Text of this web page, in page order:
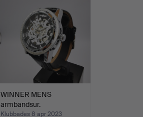
WINNER MENS
armbandsur.
Klubbades 8 apr 2023